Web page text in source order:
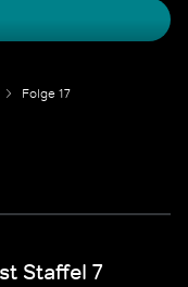
Folge 17
Staffel 7